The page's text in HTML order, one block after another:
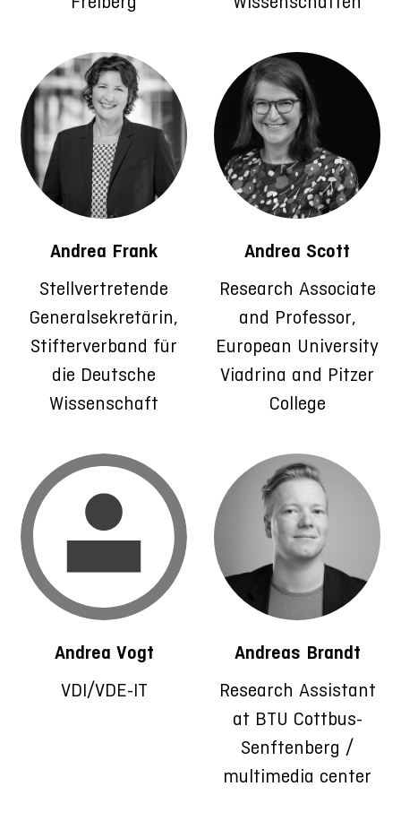
Andrea Frank
Stellvertretende
Generalsekretärin,
Stifterverband für
die Deutsche
Wissenschaft
Andrea Scott
Research Associate
and Professor,
European University
Viadrina and Pitzer
College
Andrea Vogt
VDI/VDE-IT
Andreas Brandt
Research Assistant
at BTU Cottbus-
Senftenberg /
multimedia center